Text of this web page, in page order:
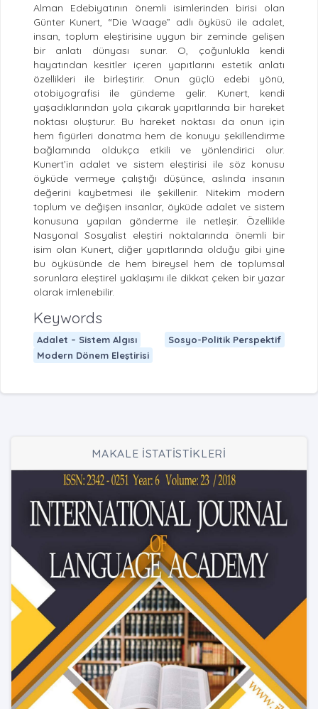
Alman Edebiyatının önemli isimlerinden birisi olan
Günter Kunert, “Die Waage” adlı öyküsü ile adalet,
insan, toplum eleştirisine uygun bir zeminde gelişen
bir anlatı dünyası sunar. O, çoğunlukla kendi
hayatından kesitler içeren yapıtlarını estetik anlatı
özellikleri ile birleştirir. Onun güçlü edebi yönü,
otobiyografisi ile gündeme gelir. Kunert, kendi
yaşadıklarından yola çıkarak yapıtlarında bir hareket
noktası oluşturur. Bu hareket noktası da onun için
hem figürleri donatma hem de konuyu şekillendirme
bağlamında oldukça etkili ve yönlendirici olur.
Kunert’in adalet ve sistem eleştirisi ile söz konusu
öyküde vermeye çalıştığı düşünce, aslında insanın
değerini kaybetmesi ile şekillenir. Nitekim modern
toplum ve değişen insanlar, öyküde adalet ve sistem
konusuna yapılan gönderme ile netleşir. Özellikle
Nasyonal Sosyalist eleştiri noktalarında önemli bir
isim olan Kunert, diğer yapıtlarında olduğu gibi yine
bu öyküsünde de hem bireysel hem de toplumsal
sorunlara eleştirel yaklaşımı ile dikkat çeken bir yazar
olarak imlenebilir.
Keywords
Adalet – Sistem Algısı
Sosyo-Politik Perspektif
Modern Dönem Eleştirisi
MAKALE İSTATİSTİKLERİ